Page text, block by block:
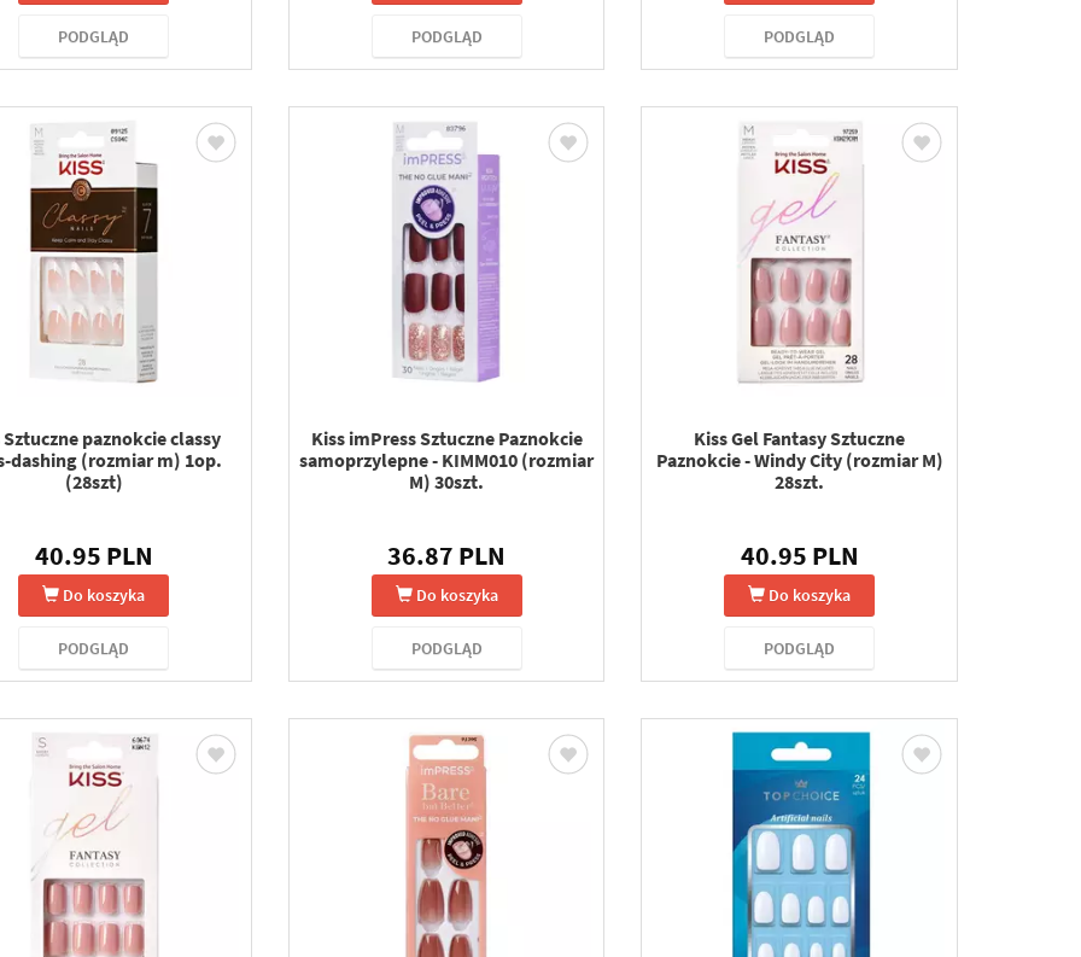
PODGLĄD PODGLĄD PODGLĄD
Sztuczne paznokcie classy
dashing (rozmiar m) 1op.
(28szt)
40.95 PLN
Do koszyka
PODGLĄD
Kiss imPress Sztuczne Paznokcie
samoprzylepne - KIMM010 (rozmiar
M) 30szt.
36.87 PLN
Do koszyka
PODGLĄD
Kiss Gel Fantasy Sztuczne
Paznokcie - Windy City (rozmiar M)
28szt.
40.95 PLN
Do koszyka
PODGLĄD